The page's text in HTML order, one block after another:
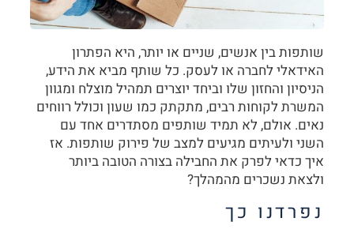
שותפות בין אנשים, שניים או יותר, היא הפתרון
האידאלי לחברה או לעסק. כל שותף מביא את הידע,
הניסיון והחזון שלו וביחד יוצרים תמהיל מוצלח ומגוון
המשרת לקוחות רבים, מתקתק כמו שעון וכולל רווחים
נאים. אולם, לא תמיד שותפים מסתדרים אחד עם
השני ולעיתים מגיעים למצב של פירוק שותפות. אז
איך כדאי לפרק את החבילה בצורה הטובה ביותר
ולצאת נשכרים מהמהלך?
נפרדנו כך